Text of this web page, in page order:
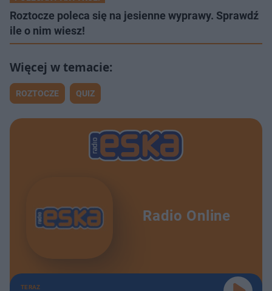
Roztocze poleca się na jesienne wyprawy. Sprawdź
ile o nim wiesz!
ROZTOCZE QUIZ
Radio Online
TERAZ